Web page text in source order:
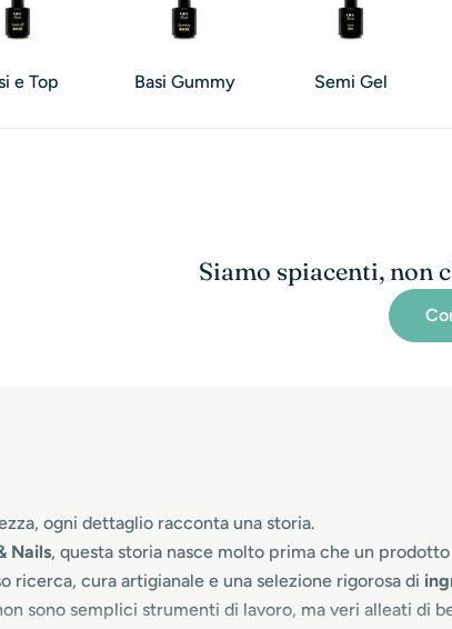
e Top Basi Gummy Semi Gel
Siamo spiacenti, non
ogni dettaglio racconta una storia.
Nails, questa storia nasce molto prima che un
ricerca, cura artigianale e una selezione rigorosa di
sono semplici strumenti di lavoro, ma veri alleati di